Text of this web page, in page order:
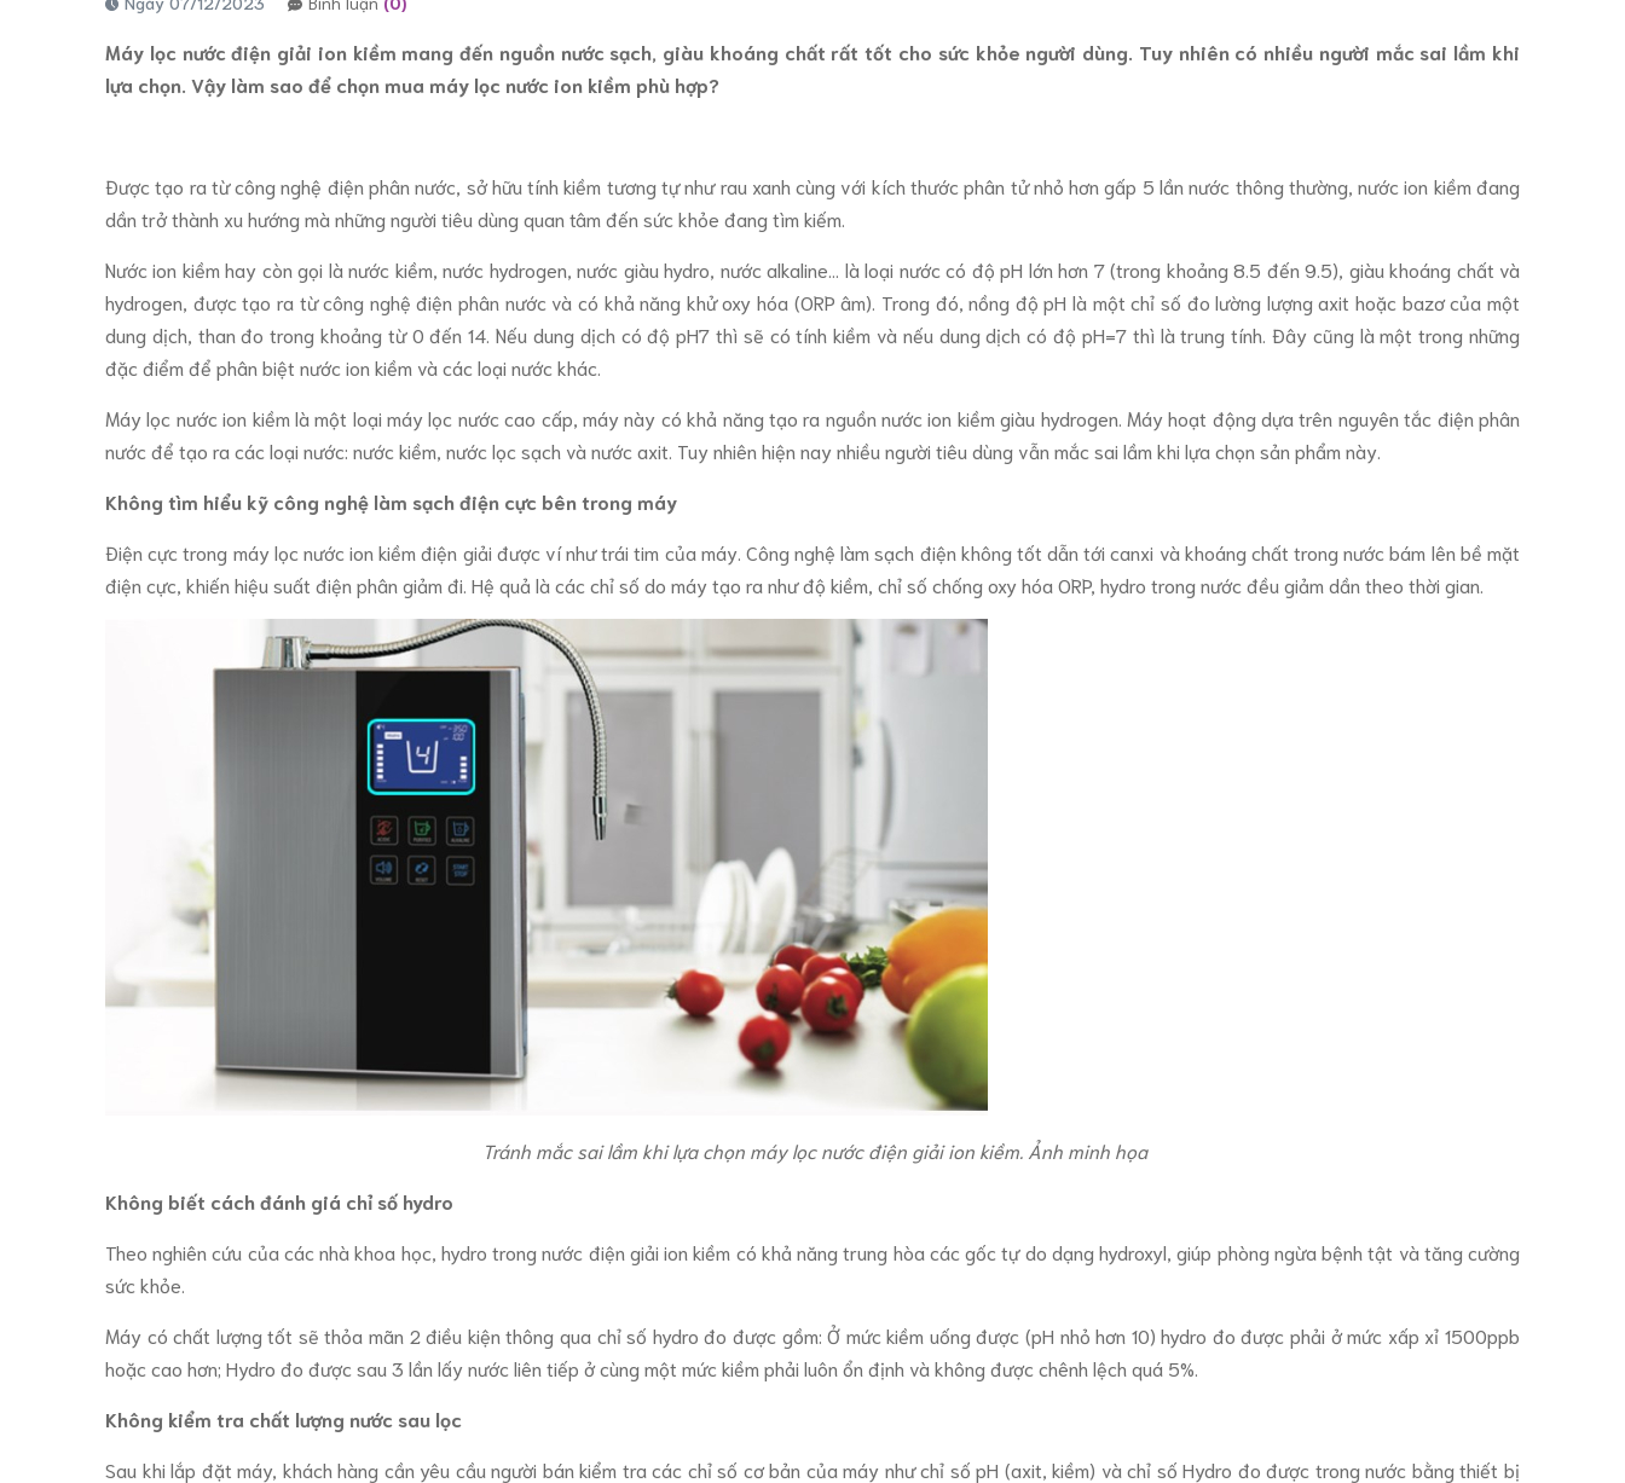
Máy lọc nước điện giải ion kiềm mang đến nguồn nước sạch, giàu khoáng chất rất tốt cho sức khỏe người dùng. Tuy nhiên có nhiều người mắc sai lầm khi
lựa chọn. Vậy làm sao để chọn mua máy lọc nước ion kiềm phù hợp?
Được tạo ra từ công nghệ điện phân nước, sở hữu tính kiềm tương tự như rau xanh cùng với kích thước phân tử nhỏ hơn gấp 5 lần nước thông thường, nước ion kiềm đang
dần trở thành xu hướng mà những người tiêu dùng quan tâm đến sức khỏe đang tìm kiếm.
Nước ion kiềm hay còn gọi là nước kiềm, nước hydrogen, nước giàu hydro, nước alkaline… là loại nước có độ pH lớn hơn 7 (trong khoảng 8.5 đến 9.5), giàu khoáng chất và
hydrogen, được tạo ra từ công nghệ điện phân nước và có khả năng khử oxy hóa (ORP âm). Trong đó, nồng độ pH là một chỉ số đo lường lượng axit hoặc bazơ của một
dung dịch, than đo trong khoảng từ 0 đến 14. Nếu dung dịch có độ pH7 thì sẽ có tính kiềm và nếu dung dịch có độ pH=7 thì là trung tính. Đây cũng là một trong những
đặc điểm để phân biệt nước ion kiềm và các loại nước khác.
Máy lọc nước ion kiềm là một loại máy lọc nước cao cấp, máy này có khả năng tạo ra nguồn nước ion kiềm giàu hydrogen. Máy hoạt động dựa trên nguyên tắc điện phân
nước để tạo ra các loại nước: nước kiềm, nước lọc sạch và nước axit. Tuy nhiên hiện nay nhiều người tiêu dùng vẫn mắc sai lầm khi lựa chọn sản phẩm này.
Không tìm hiểu kỹ công nghệ làm sạch điện cực bên trong máy
Điện cực trong máy lọc nước ion kiềm điện giải được ví như trái tim của máy. Công nghệ làm sạch điện không tốt dẫn tới canxi và khoáng chất trong nước bám lên bề mặt
điện cực, khiến hiệu suất điện phân giảm đi. Hệ quả là các chỉ số do máy tạo ra như độ kiềm, chỉ số chống oxy hóa ORP, hydro trong nước đều giảm dần theo thời gian.
Tránh mắc sai lầm khi lựa chọn máy lọc nước điện giải ion kiềm. Ảnh minh họa
Không biết cách đánh giá chỉ số hydro
Theo nghiên cứu của các nhà khoa học, hydro trong nước điện giải ion kiềm có khả năng trung hòa các gốc tự do dạng hydroxyl, giúp phòng ngừa bệnh tật và tăng cường
sức khỏe.
Máy có chất lượng tốt sẽ thỏa mãn 2 điều kiện thông qua chỉ số hydro đo được gồm: Ở mức kiềm uống được (pH nhỏ hơn 10) hydro đo được phải ở mức xấp xỉ 1500ppb
hoặc cao hơn; Hydro đo được sau 3 lần lấy nước liên tiếp ở cùng một mức kiềm phải luôn ổn định và không được chênh lệch quá 5%.
Không kiểm tra chất lượng nước sau lọc
Sau khi lắp đặt máy, khách hàng cần yêu cầu người bán kiểm tra các chỉ số cơ bản của máy như chỉ số pH (axit, kiềm) và chỉ số Hydro đo được trong nước bằng thiết bị